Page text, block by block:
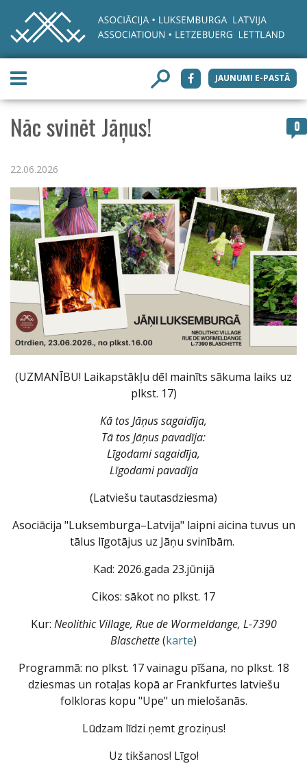
JAUNUMI E-PASTĀ
Nāc svinēt Jāņus! 0
22.06.2026
(UZMANĪBU! Laikapstākļu dēl mainīts sākuma laiks uz
plkst. 17)
Kā tos Jāņus sagaidīja,
Tā tos Jāņus pavadīja:
Līgodami sagaidīja,
Līgodami pavadīja
(Latviešu tautasdziesma)
Asociācija "Luksemburga–Latvija" laipni aicina tuvus un
tālus līgotājus uz Jāņu svinībām.
Kad: 2026.gada 23.jūnijā
Cikos: sākot no plkst. 17
Kur: Neolithic Village, Rue de Wormeldange, L-7390
Blaschette(karte)
Programmā: no plkst. 17 vainagu pīšana, no plkst. 18
dziesmas un rotaļas kopā ar Frankfurtes latviešu
folkloras kopu "Upe" un mielošanās.
Lūdzam līdzi ņemt groziņus!
Uz tikšanos! Līgo!